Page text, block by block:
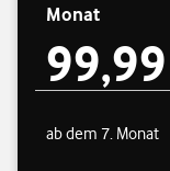
Monat
99,99 € pro Monat
99,99
ab dem 7. Monat